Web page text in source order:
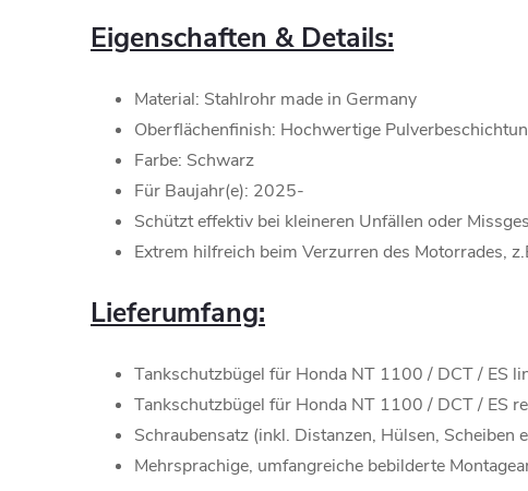
Eigenschaften & Details:
Material: Stahlrohr made in Germany
Oberflächenfinish: Hochwertige
Farbe: Schwarz
Für Baujahr(e): 2025-
Schützt effektiv bei kleineren Unfällen oder
Extrem hilfreich beim Verzurren des Motorrades,
Lieferumfang:
Tankschutzbügel für Honda NT 1100 / DCT / ES
Tankschutzbügel für Honda NT 1100 / DCT / ES
Schraubensatz (inkl. Distanzen, Hülsen, Scheiben
Mehrsprachige, umfangreiche bebilderte